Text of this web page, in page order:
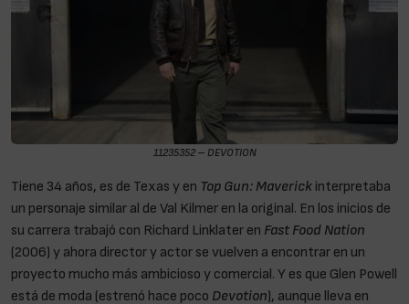
11235352 – DEVOTION
Tiene 34 años, es de Texas y en Top Gun: Maverick interpretaba
un personaje similar al de Val Kilmer en la original. En los inicios de
su carrera trabajó con Richard Linklater en Fast Food Nation
(2006) y ahora director y actor se vuelven a encontrar en un
proyecto mucho más ambicioso y comercial. Y es que Glen Powell
está de moda (estrenó hace poco Devotion), aunque lleva en